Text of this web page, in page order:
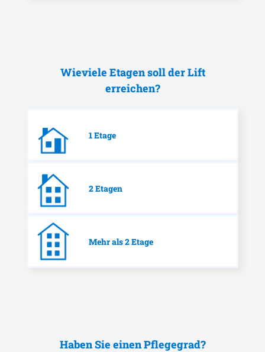
Wieviele Etagen soll der Lift
erreichen?
1 Etage
2 Etagen
Mehr als 2 Etage
Haben Sie einen Pflegegrad?